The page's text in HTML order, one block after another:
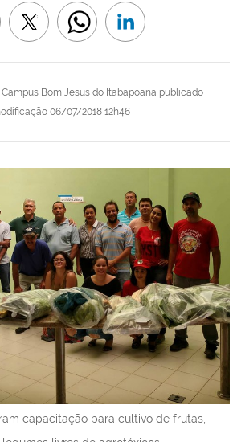
Bom Jesus do Itabapoana publicado
06/07/2018 12h46
capacitação para cultivo de frutas,